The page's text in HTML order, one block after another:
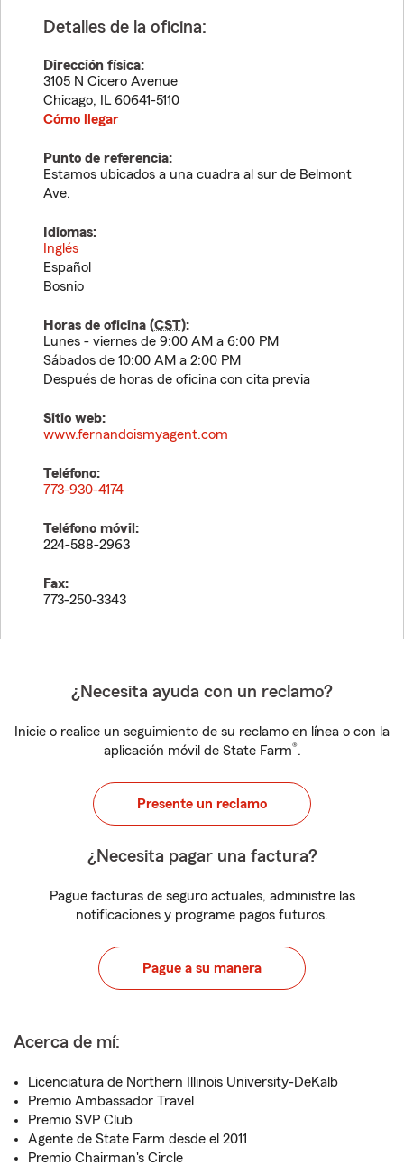
Detalles de la oficina:
Dirección física:
3105 N Cicero Avenue
Chicago, IL 60641-5110
Cómo llegar
Punto de referencia:
Estamos ubicados a una cuadra al sur de Belmont
Ave.
Idiomas:
Inglés
Español
Bosnio
Horas de oficina (CST):
Lunes - viernes de 9:00 AM a 6:00 PM
Sábados de 10:00 AM a 2:00 PM
Después de horas de oficina con cita previa
Sitio web:
www.fernandoismyagent.com
Teléfono:
773-930-4174
Teléfono móvil:
224-588-2963
Fax:
773-250-3343
¿Necesita ayuda con un reclamo?
Inicie o realice un seguimiento de su reclamo en línea o con la
aplicación móvil de State Farm®.
Presente un reclamo
¿Necesita pagar una factura?
Pague facturas de seguro actuales, administre las
notificaciones y programe pagos futuros.
Pague a su manera
Acerca de mí:
Licenciatura de Northern Illinois University-DeKalb
Premio Ambassador Travel
Premio SVP Club
Agente de State Farm desde el 2011
Premio Chairman's Circle